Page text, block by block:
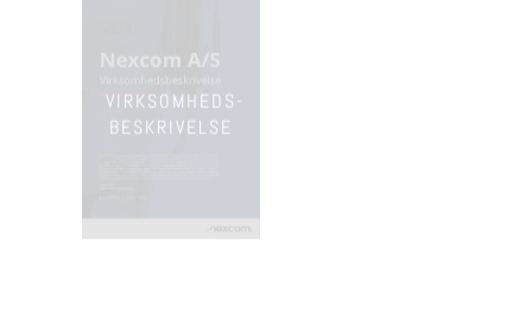
VIRKSOMHEDS-
BESKRIVELSE